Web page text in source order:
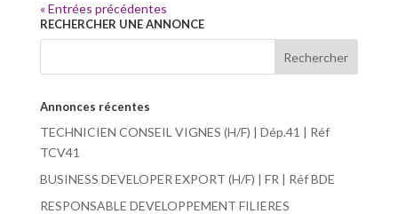
« Entrées précédentes
RECHERCHER UNE ANNONCE
Annonces récentes
TECHNICIEN CONSEIL VIGNES (H/F) | Dép.41 | Réf
TCV41
BUSINESS DEVELOPER EXPORT (H/F) | FR | Réf BDE
RESPONSABLE DEVELOPPEMENT FILIERES